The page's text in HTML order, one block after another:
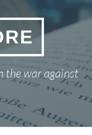
the war against